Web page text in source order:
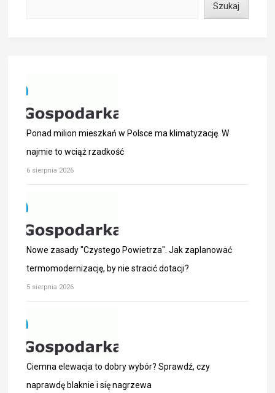
Szukaj
Ponad milion mieszkań w Polsce ma klimatyzację. W
najmie to wciąż rzadkość
6 sierpnia 2026
Nowe zasady "Czystego Powietrza". Jak zaplanować
termomodernizację, by nie stracić dotacji?
5 sierpnia 2026
Ciemna elewacja to dobry wybór? Sprawdź, czy
naprawdę blaknie i się nagrzewa